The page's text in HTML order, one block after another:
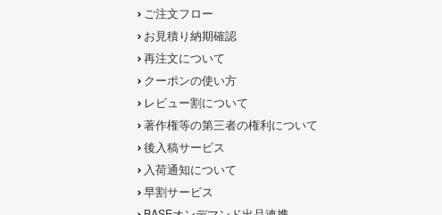
ご注文フロー
お見積り納期確認
再注文について
クーポンの使い方
レビュー割について
著作権等の第三者の権利について
後入稿サービス
入荷通知について
早割サービス